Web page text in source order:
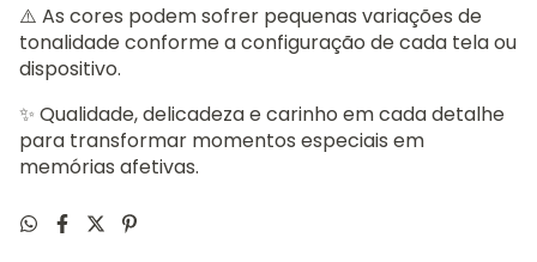
⚠️ As cores podem sofrer pequenas variações de
tonalidade conforme a configuração de cada tela ou
dispositivo.
✨ Qualidade, delicadeza e carinho em cada detalhe
para transformar momentos especiais em
memórias afetivas.